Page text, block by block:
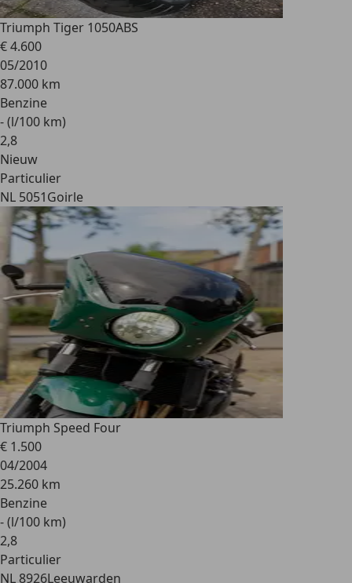
Triumph Tiger 1050ABS
€ 4.600
05/2010
87.000 km
Benzine
- (l/100 km)
2,8
Nieuw
Particulier
NL 5051Goirle
Triumph Speed Four
€ 1.500
04/2004
25.260 km
Benzine
- (l/100 km)
2,8
Particulier
NL 8926Leeuwarden